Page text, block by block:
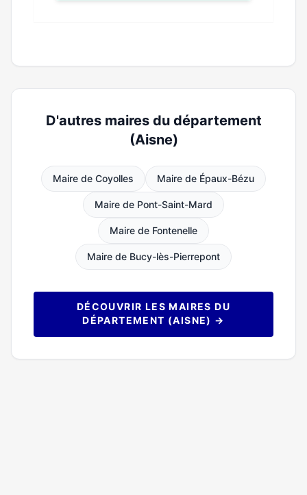
D'autres maires du département
(Aisne)
Maire de Coyolles Maire de Épaux-Bézu
Maire de Pont-Saint-Mard
Maire de Fontenelle
Maire de Bucy-lès-Pierrepont
DÉCOUVRIR LES MAIRES DU
DÉPARTEMENT (AISNE) →